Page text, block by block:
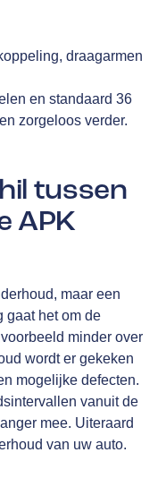
draagarmen
en standaard 36
zorgeloos verder.
tussen
APK
maar een
gaat het om de
minder over
wordt er gekeken
mogelijke defecten.
vanuit de
mee. Uiteraard
van uw auto.